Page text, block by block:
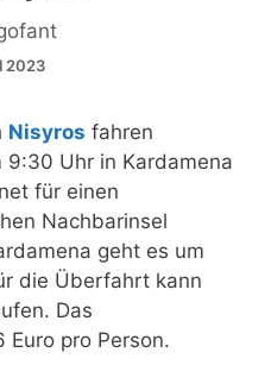
2023
Nisyros fahren
Uhr in Kardamena
für einen
Nachbarinsel
geht es um
die Überfahrt kann
Das
Euro pro Person.